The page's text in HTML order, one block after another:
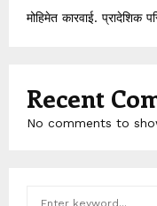
मोहिमेत कारवाई. प्रादेशिक
Recent
No comments to